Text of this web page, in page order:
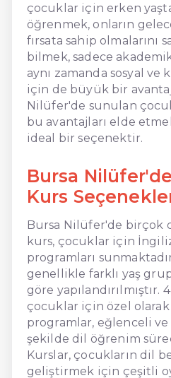
çocuklar için erken
öğrenmek, onların
fırsata sahip olmalarını
bilmek, sadece
aynı zamanda sosyal
için de büyük bir
Nilüfer'de sunulan
bu avantajları elde
ideal bir seçenektir.
Bursa
Kurs
Bursa Nilüfer'de birçok
kurs, çocuklar için
programları
genellikle farklı yaş
göre yapılandırılmıştır.
çocuklar için özel olarak
programlar, eğlenceli
şekilde dil öğrenim
Kurslar, çocukların dil
geliştirmek için çeşitli